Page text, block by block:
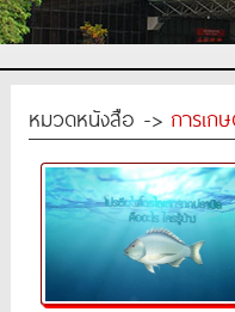
หมวดหนังสือ -> การเก